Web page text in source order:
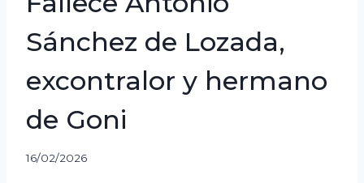
Sánchez de Lozada,
excontralor y hermano
de Goni
16/02/2026